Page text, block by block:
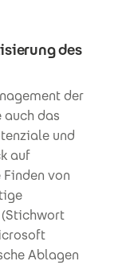
des
der
auch das
und
auf
von
Ablagen